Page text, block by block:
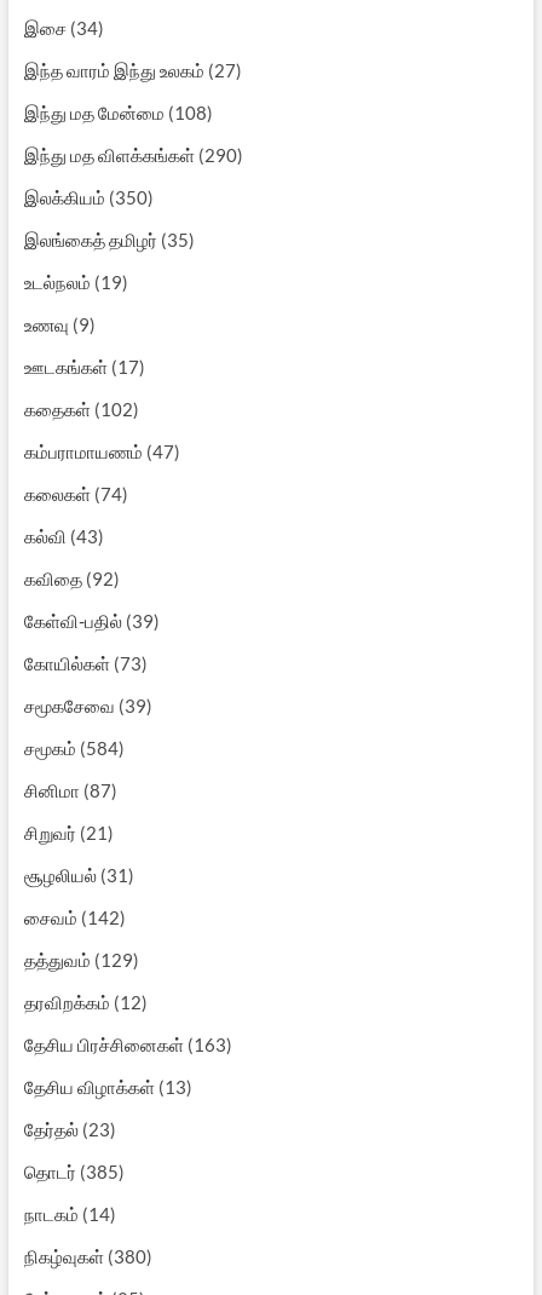
இசை(34)
இந்த வாரம் இந்து உலகம் (27)
இந்து மத மேன்மை (108)
இந்து மத விளக்கங்கள்(290)
இலக்கியம் (350)
இலங்கைத் தமிழர் (35)
உடல்நலம் (19)
உணவு (9)
ஊடகங்கள்(17)
கதைகள்(102)
கம்பராமாயணம் (47)
கலைகள்(74)
கல்வி (43)
கவிதை(92)
கேள்வி-பதில்(39)
கோயில்கள்(73)
சமூகசேவை (39)
சமூகம் (584)
சினிமா (87)
சிறுவர் (21)
சூழலியல்(31)
சைவம் (142)
தத்துவம் (129)
தரவிறக்கம் (12)
தேசிய பிரச்சினைகள்(163)
தேசிய விழாக்கள்(13)
தேர்தல்(23)
தொடர் (385)
நாடகம் (14)
நிகழ்வுகள்(380)